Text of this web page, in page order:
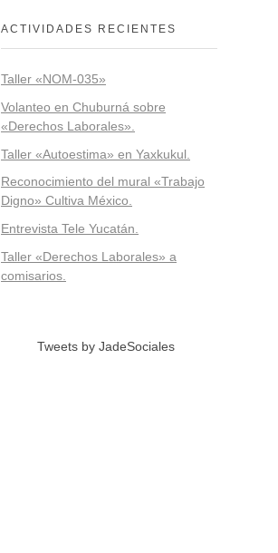
ACTIVIDADES RECIENTES
Taller «NOM-035»
Volanteo en Chuburná sobre
«Derechos Laborales».
Taller «Autoestima» en Yaxkukul.
Reconocimiento del mural «Trabajo
Digno» Cultiva México.
Entrevista Tele Yucatán.
Taller «Derechos Laborales» a
comisarios.
Tweets by JadeSociales